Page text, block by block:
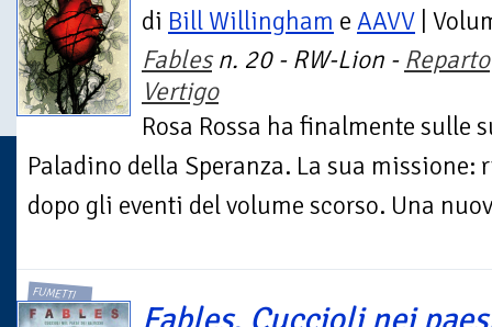
di Bill Willingham e AAVV |
Fablesn. 20 - RW-Lion - Reparto
Vertigo
Rosa Rossa ha finalmente sulle
Paladino della Speranza. La sua
dopo gli eventi del volume scorso. Una
FUMETTI